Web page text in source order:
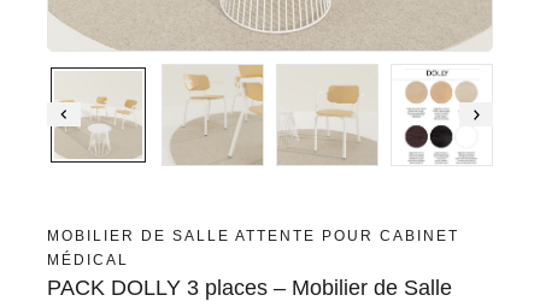
MOBILIER DE SALLE ATTENTE POUR CABINET
MÉDICAL
PACK DOLLY 3 places – Mobilier de Salle